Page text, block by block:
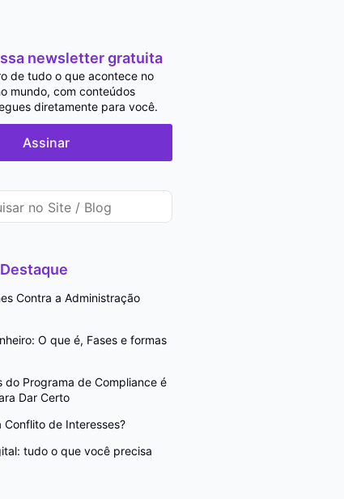
newsletter gratuita
de tudo o que acontece no
mundo, com conteúdos
diretamente para você.
Assinar
Contra a Administração
O que é, Fases e formas
do Programa de Compliance é
Dar Certo
Conflito de Interesses?
tudo o que você precisa